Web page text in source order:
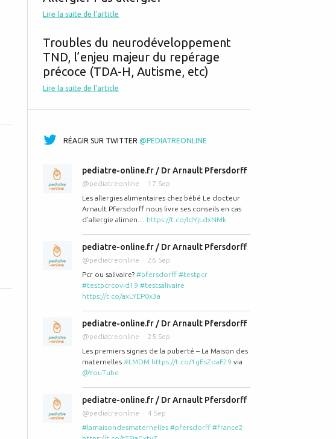
Reportage à la clinique Sainte et la clinique St Luc sur les maternités éloignées avec
Lire la suite de l'article
Troubles du neurodéveloppement
TND, l’enjeu majeur du repérage
précoce (TDA-H, Autisme, etc)
Lire la suite de l'article
RÉAGIR SUR TWITTER @PEDIATREONLINE
pediatre-online.fr / Dr Arnault Pfersdorff
@pediatreonline
17 Sep
Les allergies alimentaires chez bébé Le docteur
Arnault Pfersdorff nous livre ses conseils en cas
d’allergie alimen… https://t.co/ldYjLdxNMk
pediatre-online.fr / Dr Arnault Pfersdorff
@pediatreonline
26 Sep
Pcr ou salivaire? #pfersdorff #testpcr
#testpcrcovid19 #testsalivaire
https://t.co/axLYEP0x3a
pediatre-online.fr / Dr Arnault Pfersdorff
@pediatreonline
25 Sep
Les premiers signes de la puberté – La Maison des
maternelles #LMDM https://t.co/1gEsZoaF29 via
@YouTube
pediatre-online.fr / Dr Arnault Pfersdorff
@pediatreonline
4 Sep
#lamaisondesmaternelles #pfersdorff #france2